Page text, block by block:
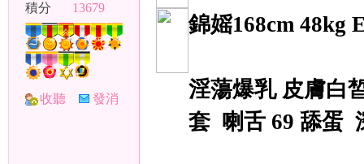
積分 13679
收聽
發消
錦媱168cm 48kg
淫蕩爆乳 皮膚白
套 喇舌 69 舔蛋